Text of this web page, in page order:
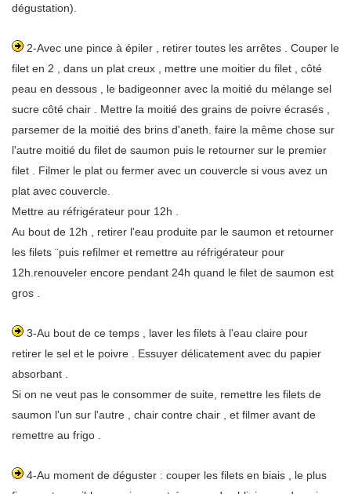
dégustation).
2-Avec une pince à épiler , retirer toutes les arrêtes . Couper le
filet en 2 , dans un plat creux , mettre une moitier du filet , côté
peau en dessous , le badigeonner avec la moitié du mélange sel
sucre côté chair . Mettre la moitié des grains de poivre écrasés ,
parsemer de la moitié des brins d'aneth. faire la même chose sur
l'autre moitié du filet de saumon puis le retourner sur le premier
filet . Filmer le plat ou fermer avec un couvercle si vous avez un
plat avec couvercle.
Mettre au réfrigérateur pour 12h .
Au bout de 12h , retirer l'eau produite par le saumon et retourner
les filets ¨puis refilmer et remettre au réfrigérateur pour
12h.renouveler encore pendant 24h quand le filet de saumon est
gros .
3-Au bout de ce temps , laver les filets à l'eau claire pour
retirer le sel et le poivre . Essuyer délicatement avec du papier
absorbant .
Si on ne veut pas le consommer de suite, remettre les filets de
saumon l'un sur l'autre , chair contre chair , et filmer avant de
remettre au frigo .
4-Au moment de déguster : couper les filets en biais , le plus